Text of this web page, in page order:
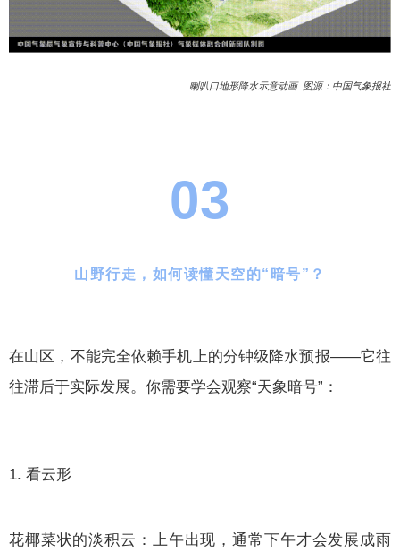
喇叭口地形降水示意动画 图源：中国气象报社
03
山野行走，如何读懂天空的“暗号”？
在山区，不能完全依赖手机上的分钟级降水预报——它往
往滞后于实际发展。你需要学会观察“天象暗号”：
1. 看云形
花椰菜状的淡积云：上午出现，通常下午才会发展成雨